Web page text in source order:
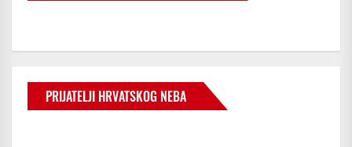
PRIJATELJI HRVATSKOG NEBA